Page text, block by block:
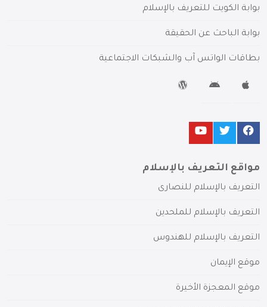
بوابة الكويت للتعريف بالإسلام
بوابة الباحث عن الحقيقة
بطاقات الواتس آب والشبكات الاجتماعية
مواقع التعريف بالإسلام
التعريف بالإسلام للنصارى
التعريف بالإسلام للملحدين
التعريف بالإسلام للهندوس
موقع الإيمان
موقع المعجزة الأخيرة